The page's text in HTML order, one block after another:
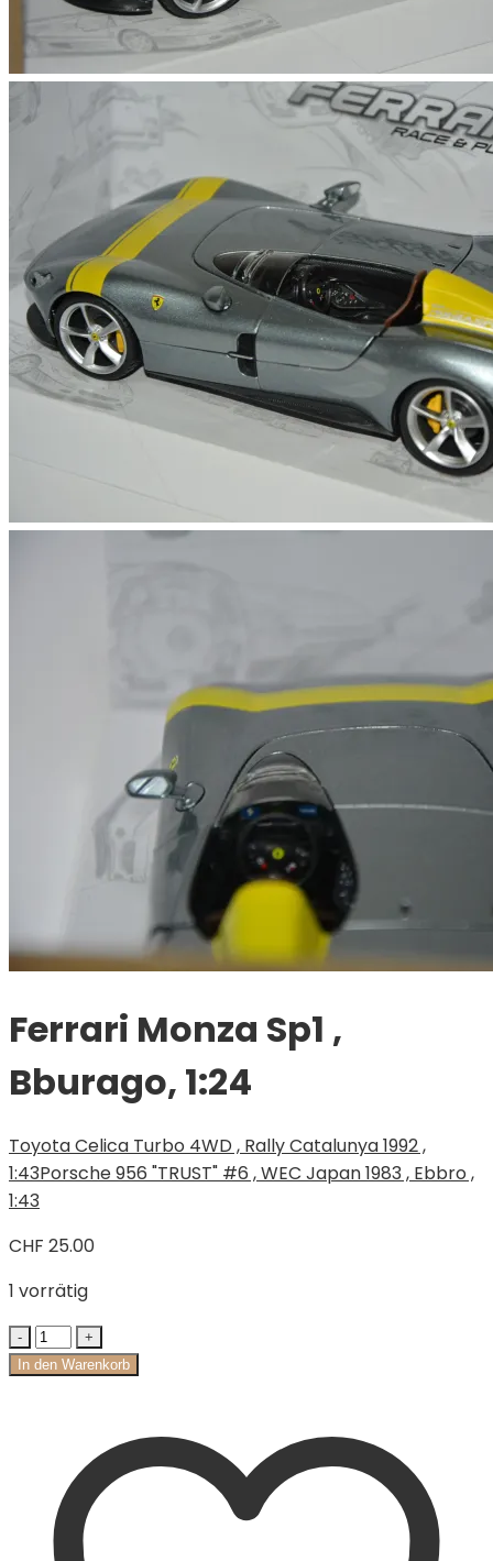
Ferrari Monza Sp1 ,
Bburago, 1:24
Toyota Celica Turbo 4WD , Rally Catalunya 1992 ,
1:43Porsche 956 "TRUST" #6 , WEC Japan 1983 , Ebbro ,
1:43
CHF 25.00
1 vorrätig
In den Warenkorb